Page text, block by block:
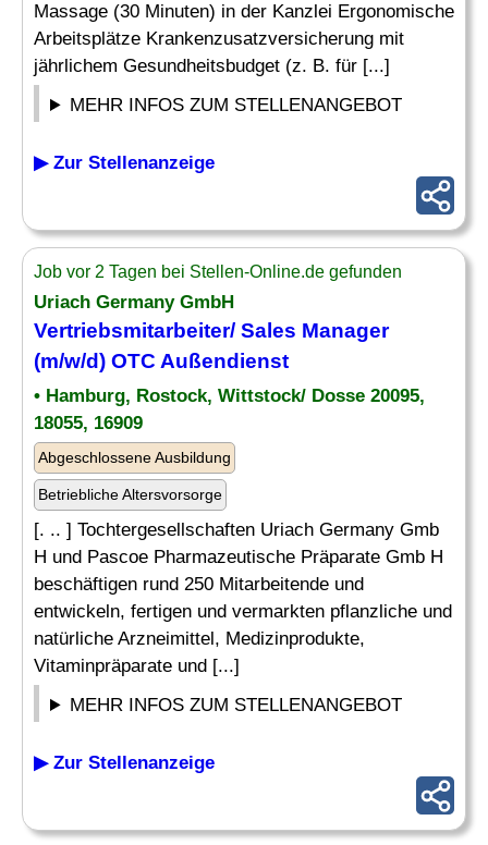
Massage (30 Minuten) in der Kanzlei Ergonomische
Arbeitsplätze Krankenzusatzversicherung mit
jährlichem Gesundheitsbudget (z. B. für [...]
MEHR INFOS ZUM STELLENANGEBOT
▶ Zur Stellenanzeige
Job vor 2 Tagen bei Stellen-Online.de gefunden
Uriach Germany GmbH
Vertriebsmitarbeiter/ Sales Manager
(m/w/d) OTC Außendienst
• Hamburg, Rostock, Wittstock/ Dosse 20095,
18055, 16909
Abgeschlossene Ausbildung
Betriebliche Altersvorsorge
[. .. ] Tochtergesellschaften Uriach Germany Gmb
H und Pascoe Pharmazeutische Präparate Gmb H
beschäftigen rund 250 Mitarbeitende und
entwickeln, fertigen und vermarkten pflanzliche und
natürliche Arzneimittel, Medizinprodukte,
Vitaminpräparate und [...]
MEHR INFOS ZUM STELLENANGEBOT
▶ Zur Stellenanzeige